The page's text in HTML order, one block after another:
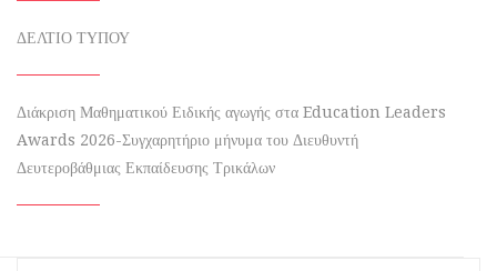
ΔΕΛΤΙΟ ΤΥΠΟΥ
Διάκριση Μαθηματικού Ειδικής αγωγής στα Education Leaders
Awards 2026-Συγχαρητήριο μήνυμα του Διευθυντή
Δευτεροβάθμιας Εκπαίδευσης Τρικάλων